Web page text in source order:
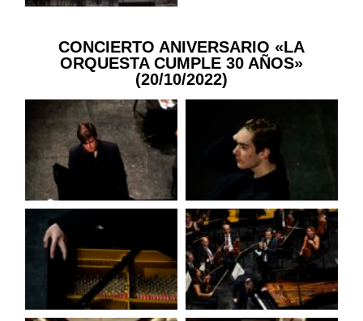
CONCIERTO ANIVERSARIO «LA
ORQUESTA CUMPLE 30 AÑOS»
(20/10/2022)